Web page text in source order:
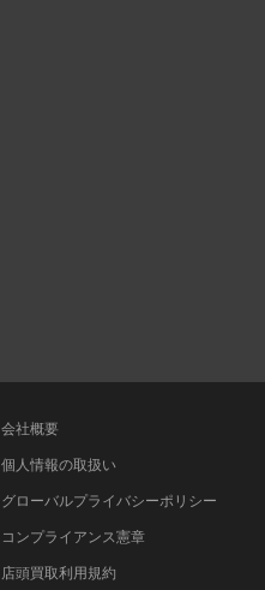
会社概要
個人情報の取扱い
グローバルプライバシーポリシー
コンプライアンス憲章
店頭買取利用規約